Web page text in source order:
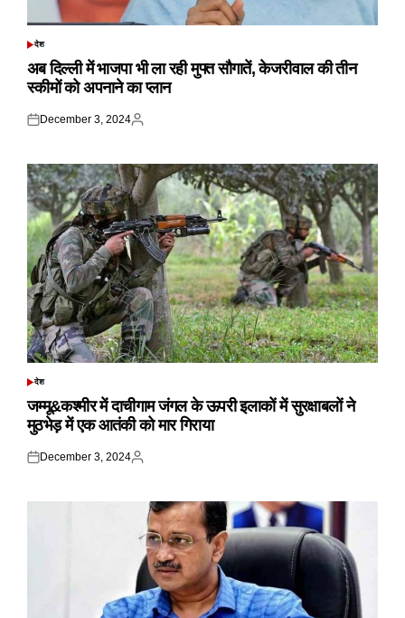
POSTED
देश
अब दिल्ली में भाजपा भी ला रही मुफ्त सौगातें, केजरीवाल की तीन
स्कीमों को अपनाने का प्लान
Posted
December 3, 2024
Posted
POSTED
देश
जम्मू&कश्मीर में दाचीगाम जंगल के ऊपरी इलाकों में सुरक्षाबलों ने
मुठभेड़ में एक आतंकी को मार गिराया
Posted
December 3, 2024
Posted